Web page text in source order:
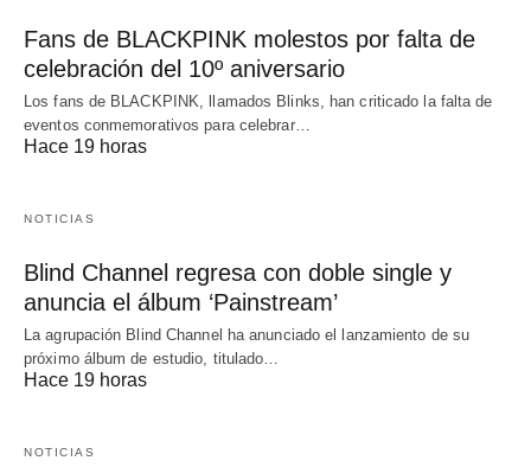
Fans de BLACKPINK molestos por falta de
celebración del 10º aniversario
Los fans de BLACKPINK, llamados Blinks, han criticado la falta de
eventos conmemorativos para celebrar…
Hace 19 horas
NOTICIAS
Blind Channel regresa con doble single y
anuncia el álbum ‘Painstream’
La agrupación Blind Channel ha anunciado el lanzamiento de su
próximo álbum de estudio, titulado…
Hace 19 horas
NOTICIAS